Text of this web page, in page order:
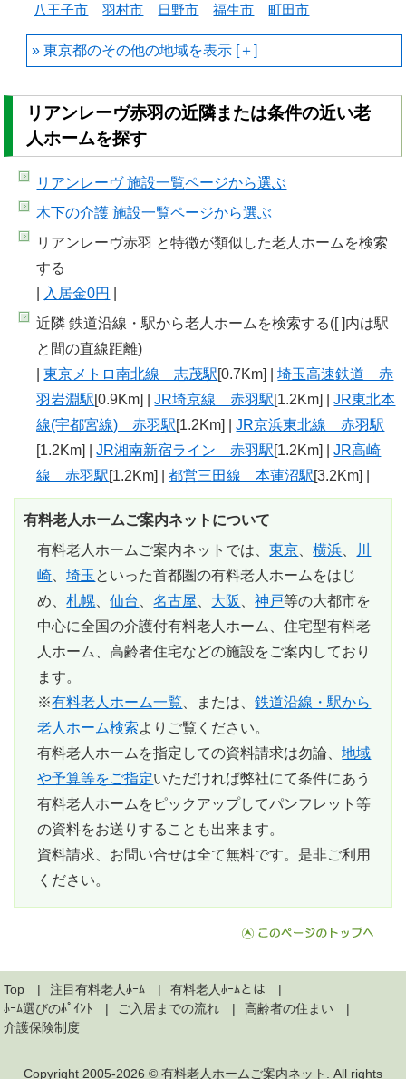
八王子市 羽村市 日野市 福生市 町田市
東京都のその他の地域を
リアンレーヴ赤羽の近隣または条件の近い老
人ホームを探す
リアンレーヴ 施設一覧ページから選ぶ
木下の介護 施設一覧ページから選ぶ
リアンレーヴ赤羽 と特徴が類似した老人ホームを検索
する
入居金0円
近隣 鉄道沿線・駅から老人ホームを検索する([ ]内は駅
と間の直線距離)
|東京メトロ南北線 志茂駅[0.7Km] |埼玉高速鉄道 赤
羽岩淵駅[0.9Km] |JR埼京線 赤羽駅[1.2Km] |JR東北本
線(宇都宮線) 赤羽駅[1.2Km] |JR京浜東北線 赤羽駅
[1.2Km] |JR湘南新宿ライン 赤羽駅[1.2Km] |JR高崎
線 赤羽駅[1.2Km] |都営三田線 本蓮沼駅[3.2Km] |
有料老人ホームご案内ネットについて
有料老人ホームご案内ネットでは、東京 、横浜
川
崎 、埼玉 といった首都圏の有料老人ホームをはじ
め、札幌 、仙台 、名古屋 大阪 、神戸等の大都市を
中心に全国の介護付有料老人ホーム、住宅型有料老
人ホーム、高齢者住宅などの施設をご案内しており
ます。
※有料老人ホーム一覧 、または、鉄道沿線・駅から
老人ホーム検索よりご覧ください。
有料老人ホームを指定しての資料請求は勿論、地域
や予算等をご指定いただければ弊社にて条件にあう
有料老人ホームをピックアップしてパンフレット等
の資料をお送りすることも出来ます。
資料請求、お問い合せは全て無料です。是非ご利用
ください。
Top 注目有料老人ﾎｰﾑ
有料老人ﾎｰﾑとは
ﾎｰﾑ選びのﾎﾟｲﾝﾄ
ご入居までの流れ
高齢者の住まい
介護保険制度
Copyright 2005-2026 © 有料老人ホームご案内ネット . All rights